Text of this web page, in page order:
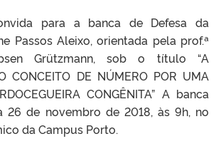
para a banca de Defesa da
Passos Aleixo, orientada pela prof.ª
Grützmann, sob o título “A
CONCEITO DE NÚMERO POR UMA
CONGÊNITA” A banca
26 de novembro de 2018, às 9h, no
da Campus Porto.